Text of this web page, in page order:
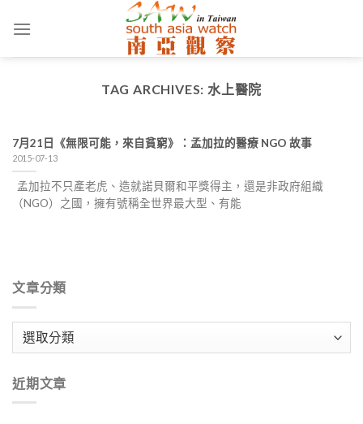
TAG ARCHIVES: 水上醫院
7月21日《無限可能，來自貧窮》：孟加拉的醫療 NGO 故事
2015-07-13
孟加拉不只產老虎、造就諾貝爾和平獎得主，還是非政府組織
（NGO）之國，擁有號稱全世界最大型、有能
文章分類
類
近期文章